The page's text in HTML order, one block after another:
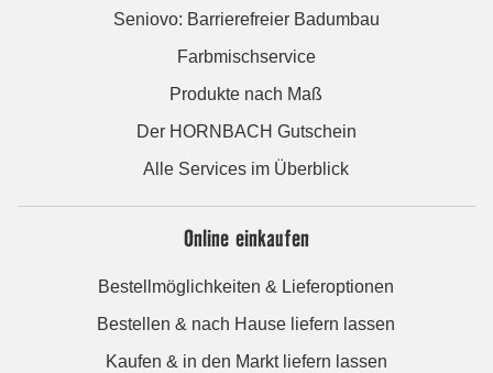
Seniovo: Barrierefreier Badumbau
Farbmischservice
Produkte nach Maß
Der HORNBACH Gutschein
Alle Services im Überblick
Online einkaufen
Bestellmöglichkeiten & Lieferoptionen
Bestellen & nach Hause liefern lassen
Kaufen & in den Markt liefern lassen